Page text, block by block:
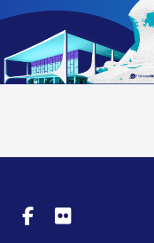
Twitter/X
Facebook
Flickr